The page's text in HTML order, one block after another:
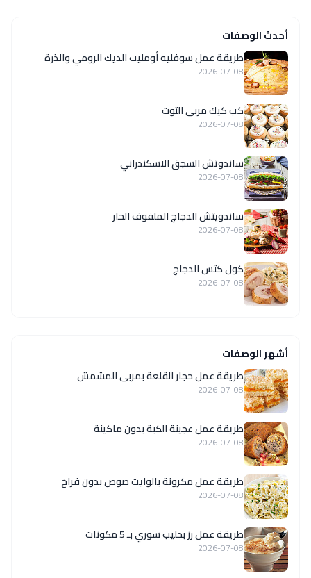
أحدث الوصفات
طريقة عمل سوفليه أومليت الديك الرومي والذرة
2026-07-08
كب كيك مربى التوت
2026-07-08
ساندوتش السجق الاسكندراني
2026-07-08
ساندويتش الدجاج الملفوف الحار
2026-07-08
كول كتس الدجاج
2026-07-08
أشهر الوصفات
طريقة عمل حجار القلعة بمربى المشمش
2026-07-08
طريقة عمل عجينة الكبة بدون ماكينة
2026-07-08
طريقة عمل مكرونة بالوايت صوص بدون فراخ
2026-07-08
طريقة عمل رز بحليب سوري بـ 5 مكونات
2026-07-08